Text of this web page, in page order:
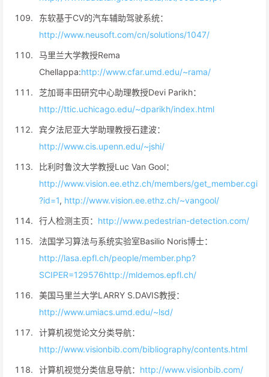
东软基于CV的汽车辅助驾驶系统：
http://www.neusoft.com/cn/solutions/1047/
马里兰大学教授Rema
Chellappa:http://www.cfar.umd.edu/~rama/
芝加哥丰田研究中心助理教授Devi Parikh：
http://ttic.uchicago.edu/~dparikh/index.html
宾夕法尼亚大学助理教授石建波：
http://www.cis.upenn.edu/~jshi/
比利时鲁汶大学教授Luc Van Gool：
http://www.vision.ee.ethz.ch/members/get_member.cgi
?id=1, http://www.vision.ee.ethz.ch/~vangool/
行人检测主页： http://www.pedestrian-detection.com/
法国学习算法与系统实验室Basilio Noris博士：
http://lasa.epfl.ch/people/member.php?
SCIPER=129576http://mldemos.epfl.ch/
美国马里兰大学LARRY S.DAVIS教授：
http://www.umiacs.umd.edu/~lsd/
计算机视觉论文分类导航：
http://www.visionbib.com/bibliography/contents.html
计算机视觉分类信息导航： http://www.visionbib.com/